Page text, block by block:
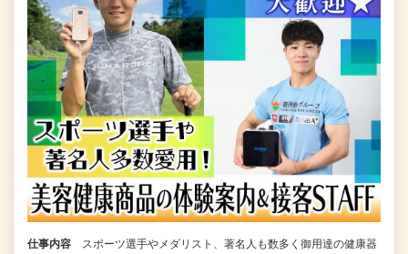
仕事内容
スポーツ選手やメダリスト、著名人も数多く御用達の健康器